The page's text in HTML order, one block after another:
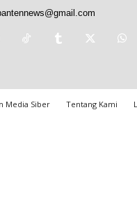
Media Siber Tentang Kami